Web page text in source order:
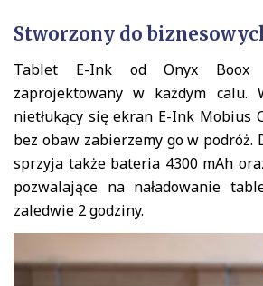
Stworzony do
Tablet E-Ink od Onyx Boox
zaprojektowany w każdym calu.
nietłukący się ekran E-Ink Mobius
bez obaw zabierzemy go w podróż.
sprzyja także bateria 4300 mAh
pozwalające na naładowanie
zaledwie 2 godziny.